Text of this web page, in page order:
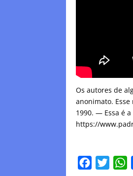
Os autores de
anonimato.
1990. — Essa é
https://